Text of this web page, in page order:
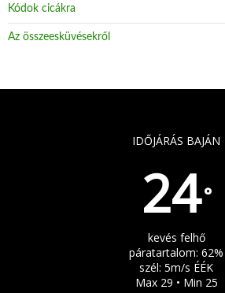
Kódok cicákra
Az összeesküvésekről
IDŐJÁRÁS BAJÁN
24°
kevés felhő
páratartalom: 62%
szél: 5m/s ÉÉK
Max 29 • Min 25